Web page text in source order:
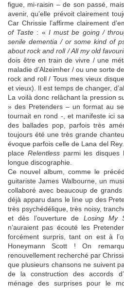
figue, mi-raisin – de son passé,
avenir, qu’elle prévoit clairement
Car Chrissie l’affirme clairement
of Taste : « I must be going /
senile dementia / or some kind of
about rock and roll / All my old
dois être en train de vivre / une
maladie d’Alzeimher / ou une sorte
rock and roll / Tous mes vieux
et vieux). Il est temps de changer,
La voilà donc relâchant la pression
» des Pretenders – un format au
tournait en rond -, et manifeste ici
des ballades pop, parfois très
toujours été une très grande
évoque parfois celle de Lana del Rey
place Relentless parmi les disques
longue discographie.
Ce nouvel album, comme le
guitaristeJames Walbourne, un
collaboré avec beaucoup de
déjà apparu dans le line up des
très psychédélique, très noisy,
et dès l’ouverture de Losing My
n’auraient pas écouté les
forcément surpris, tant on est à
Honeymann Scott ! On
renouvellement recherché par
que plusieurs chansons ne suivent
de la construction des accords
ménage des surprises pour le